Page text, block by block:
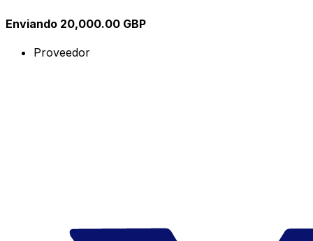
Enviando 20,000.00 GBP
Proveedor